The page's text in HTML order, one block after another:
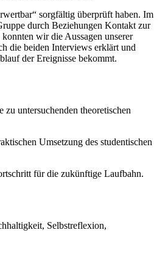
sorgfältig überprüft haben. Im
durch Beziehungen Kontakt zur
wir die Aussagen unserer
die beiden Interviews erklärt und
der Ereignisse bekommt.
untersuchenden theoretischen
Umsetzung des studentischen
für die zukünftige Laufbahn.
Selbstreflexion,